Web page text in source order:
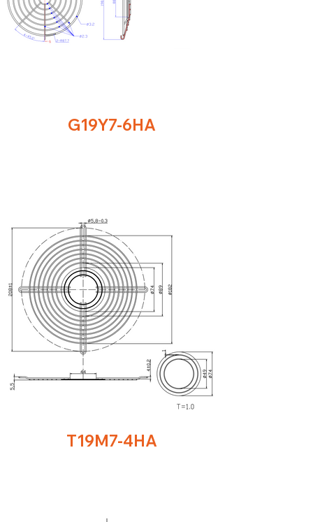
G19Y7-6HA
T19M7-4HA